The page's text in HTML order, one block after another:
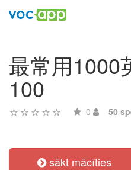
最常用1000
100
0 50
sākt mācīties